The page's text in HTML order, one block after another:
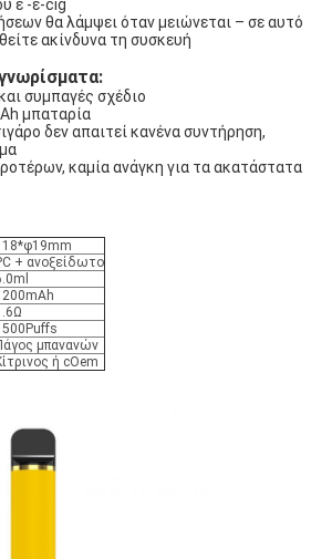
ε -ε-cig
θα λάμψει όταν μειώνεται – σε αυτό
ακίνδυνα τη συσκευή
συμπαγές σχέδιο
μπαταρία
δεν απαιτεί κανένα συντήρηση,
καμία ανάγκη για τα ακατάστατα
+ ανοξείδωτο
μπανανών
ή cOem